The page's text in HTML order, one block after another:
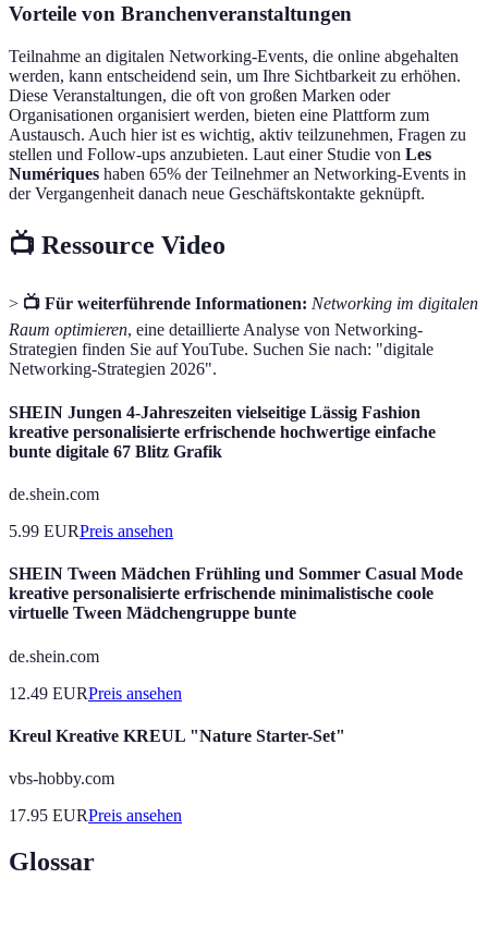
Vorteile von Branchenveranstaltungen
Teilnahme an digitalen Networking-Events, die online abgehalten
werden, kann entscheidend sein, um Ihre Sichtbarkeit zu erhöhen.
Diese Veranstaltungen, die oft von großen Marken oder
Organisationen organisiert werden, bieten eine Plattform zum
Austausch. Auch hier ist es wichtig, aktiv teilzunehmen, Fragen zu
stellen und Follow-ups anzubieten. Laut einer Studie von Les
Numériques haben 65% der Teilnehmer an Networking-Events in
der Vergangenheit danach neue Geschäftskontakte geknüpft.
📺 Ressource Video
> 📺 Für weiterführende Informationen: Networking im digitalen
Raum optimieren, eine detaillierte Analyse von Networking-
Strategien finden Sie auf YouTube. Suchen Sie nach: "digitale
Networking-Strategien 2026".
SHEIN Jungen 4-Jahreszeiten vielseitige Lässig Fashion
kreative personalisierte erfrischende hochwertige einfache
bunte digitale 67 Blitz Grafik
de.shein.com
5.99 EURPreis ansehen
SHEIN Tween Mädchen Frühling und Sommer Casual Mode
kreative personalisierte erfrischende minimalistische coole
virtuelle Tween Mädchengruppe bunte
de.shein.com
12.49 EURPreis ansehen
Kreul Kreative KREUL "Nature Starter-Set"
vbs-hobby.com
17.95 EURPreis ansehen
Glossar